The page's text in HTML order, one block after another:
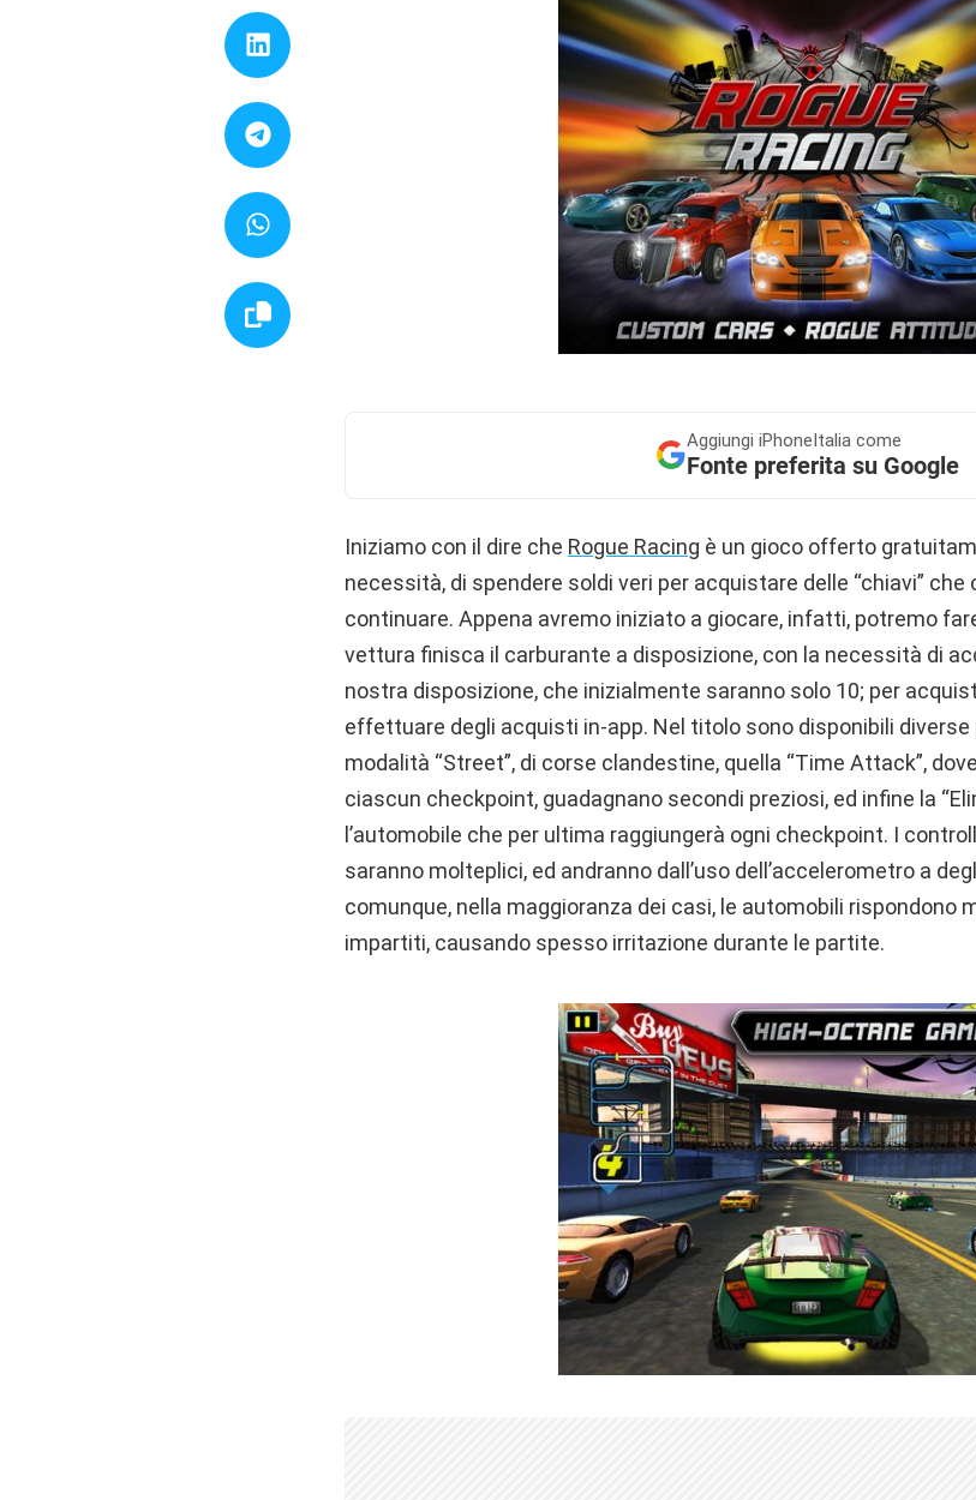
Aggiungi iPhoneItalia come
Fonte preferita su Google
Iniziamo con il dire che Rogue Racing è un gioco offerto
necessità, di spendere soldi veri per acquistare delle “chiavi”
continuare. Appena avremo iniziato a giocare, infatti, potremo
vettura finisca il carburante a disposizione, con la necessità di
nostra disposizione, che inizialmente saranno solo 10; per
effettuare degli acquisti in-app. Nel titolo sono disponibili
modalità “Street”, di corse clandestine, quella “Time Attack”,
ciascun checkpoint, guadagnano secondi preziosi, ed infine la
l’automobile che per ultima raggiungerà ogni checkpoint. I
saranno molteplici, ed andranno dall’uso dell’accelerometro a
comunque, nella maggioranza dei casi, le automobili rispondono
impartiti, causando spesso irritazione durante le partite.